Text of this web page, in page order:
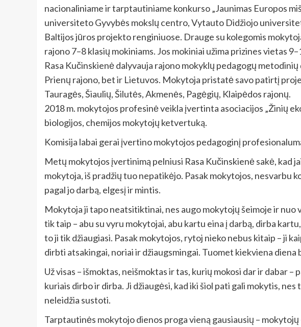
nacionaliniame ir tarptautiniame konkurso „Jaunimas Europos
universiteto Gyvybės mokslų centro, Vytauto Didžiojo
Baltijos jūros projekto renginiuose. Drauge su kolegomis
rajono 7–8 klasių mokiniams. Jos mokiniai užima prizines vietas
Rasa Kučinskienė dalyvauja rajono mokyklų pedagogų
Prienų rajono, bet ir Lietuvos. Mokytoja pristatė savo patirtį
Tauragės, Šiaulių, Šilutės, Akmenės, Pagėgių, Klaipėdos rajonų.
2018 m. mokytojos profesinė veikla įvertinta asociacijos „Žinių
biologijos, chemijos mokytojų ketvertuką.
Komisija labai gerai įvertino mokytojos pedagoginį
Metų mokytojos įvertinimą pelniusi Rasa Kučinskienė sakė, kad
mokytoja, iš pradžių tuo nepatikėjo. Pasak mokytojos, nesvarbu
pagal jo darbą, elgesį ir mintis.
Mokytoja ji tapo neatsitiktinai, nes augo mokytojų šeimoje ir nuo
tik taip – abu su vyru mokytojai, abu kartu eina į darbą, dirba
to ji tik džiaugiasi. Pasak mokytojos, rytoj nieko nebus kitaip – ji
dirbti atsakingai, noriai ir džiaugsmingai. Tuomet kiekviena diena
Už visas – išmoktas, neišmoktas ir tas, kurių mokosi dar ir dabar
kuriais dirbo ir dirba. Ji džiaugėsi, kad iki šiol pati gali mokytis,
neleidžia sustoti.
Tarptautinės mokytojo dienos proga vieną gausiausių –